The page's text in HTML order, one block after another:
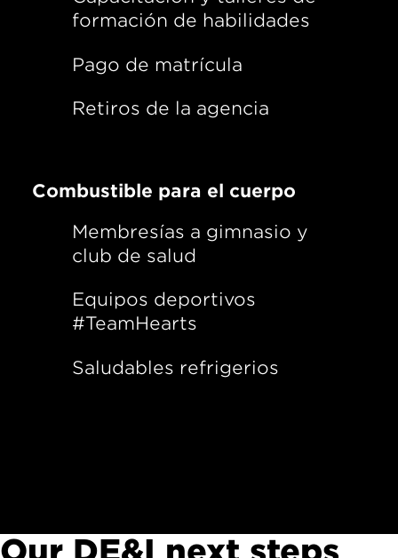
formación de habilidades
Pago de matrícula
Retiros de la agencia
Combustible para el cuerpo
Membresías a gimnasio y
club de salud
Equipos deportivos
#TeamHearts
Saludables refrigerios